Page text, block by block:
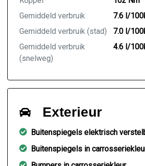
Gemiddeld verbruik
7.6 l/
Gemiddeld verbruik (stad)
7.0 l/
Gemiddeld verbruik
(snelweg)
4.6 l/
Exterieur
Buitenspiegels elektrisch
Buitenspiegels in